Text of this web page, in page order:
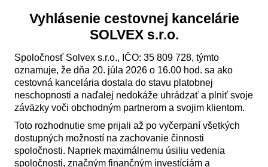
Vyhlásenie cestovnej kancelárie
SOLVEX s.r.o.
Spoločnosť Solvex s.r.o., IČO: 35 809 728, týmto
oznamuje, že dňa 20. júla 2026 o 16.00 hod. sa ako
cestovná kancelária dostala do stavu platobnej
neschopnosti a naďalej nedokáže uhrádzať a plniť svoje
záväzky voči obchodným partnerom a svojim klientom.
Toto rozhodnutie sme prijali až po vyčerpaní všetkých
dostupných možností na zachovanie činnosti
spoločnosti. Napriek maximálnemu úsiliu vedenia
spoločnosti, značným finančným investíciám a